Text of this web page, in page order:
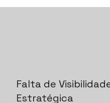
Falta de
Estratégica